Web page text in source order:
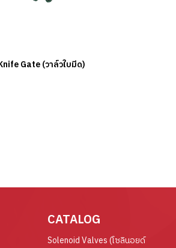
Gate (วาล์วใบมีด)
CATALOG
Solenoid Valves (โซลินอยด์